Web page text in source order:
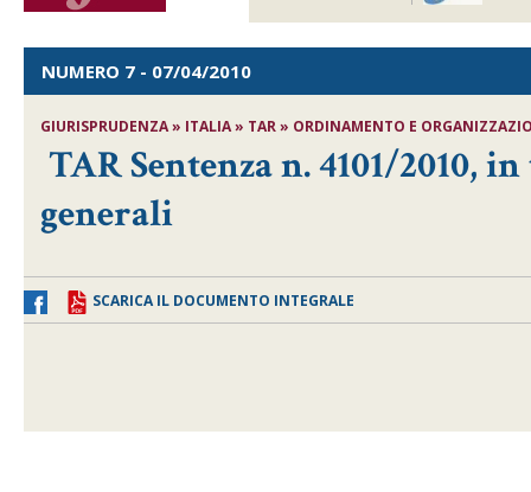
NUMERO 7 - 07/04/2010
GIURISPRUDENZA » ITALIA » TAR » ORDINAMENTO E
TAR Sentenza n. 4101/
generali
SCARICA IL DOCUMENTO INTEGRALE